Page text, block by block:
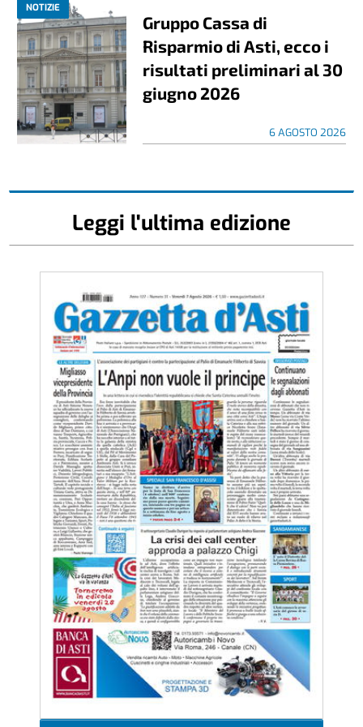
NOTIZIE
Gruppo Cassa di
Risparmio di Asti, ecco i
risultati preliminari al 30
giugno 2026
6 AGOSTO 2026
Leggi l'ultima edizione